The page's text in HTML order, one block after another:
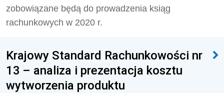
zobowiązane będą do prowadzenia ksiąg
rachunkowych w 2020 r.
Krajowy Standard Rachunkowości nr
13 – analiza i prezentacja kosztu
wytworzenia produktu